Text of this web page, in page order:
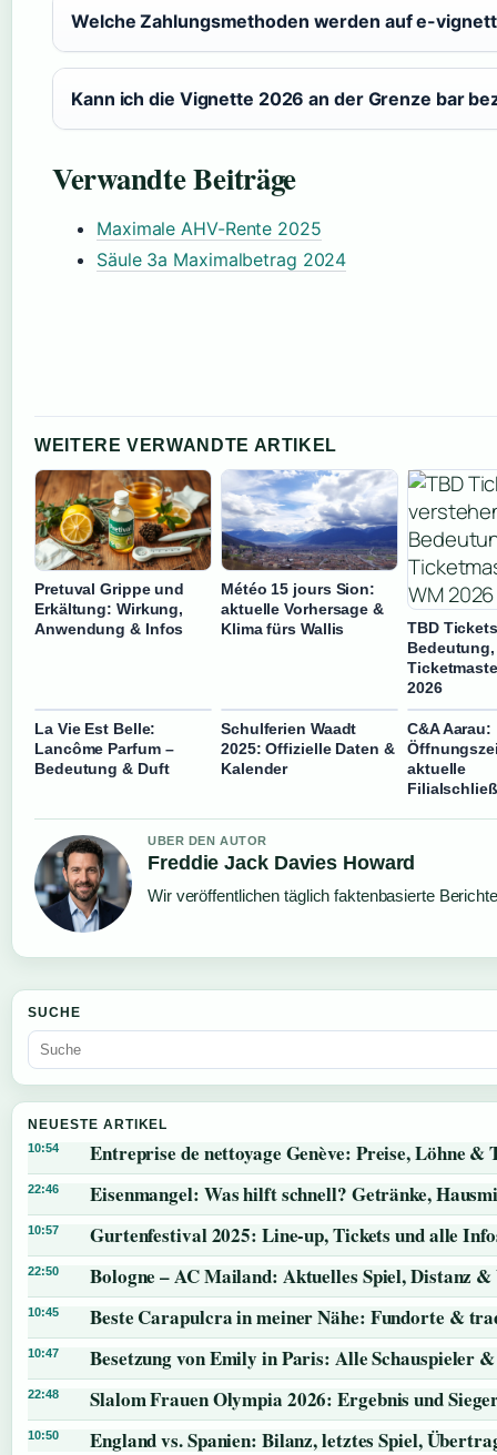
Welche Zahlungsmethoden werden auf e-
Kann ich die Vignette 2026 an der Grenze bar
Verwandte Beiträge
Maximale AHV-Rente 2025
Säule 3a Maximalbetrag 2024
WEITERE VERWANDTE ARTIKEL
Pretuval Grippe und
Erkältung: Wirkung,
Anwendung & Infos
Météo 15 jours Sion:
aktuelle Vorhersage &
Klima fürs Wallis
TBD
Bedeutung,
2026
La Vie Est Belle:
Lancôme Parfum –
Bedeutung & Duft
Schulferien Waadt
2025: Offizielle Daten &
Kalender
C&A Aarau:
aktuelle
UBER DEN AUTOR
Freddie Jack Davies Howard
Wir veröffentlichen täglich faktenbasierte
SUCHE
NEUESTE ARTIKEL
10:54 Entreprise de nettoyage Genève: Preise, Löhne &
22:46 Eisenmangel: Was hilft schnell? Getränke,
10:57 Gurtenfestival 2025: Line-up, Tickets und alle
22:50 Bologne – AC Mailand: Aktuelles Spiel, Distanz &
10:45 Beste Carapulcra in meiner Nähe: Fundorte &
10:47 Besetzung von Emily in Paris: Alle Schauspieler
22:48 Slalom Frauen Olympia 2026: Ergebnis und
10:50 England vs. Spanien: Bilanz, letztes Spiel,